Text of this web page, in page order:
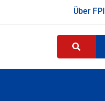
Über FPI